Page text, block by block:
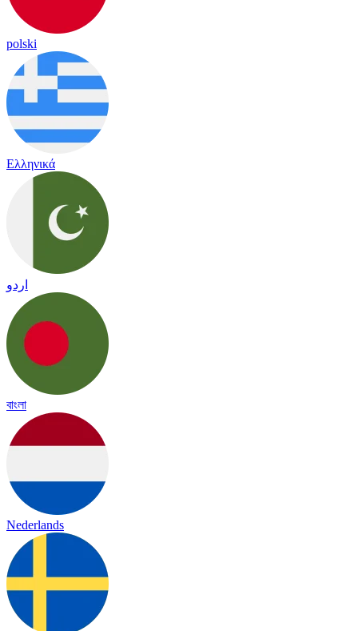
polski
Ελληνικά
اردو
বাংলা
Nederlands